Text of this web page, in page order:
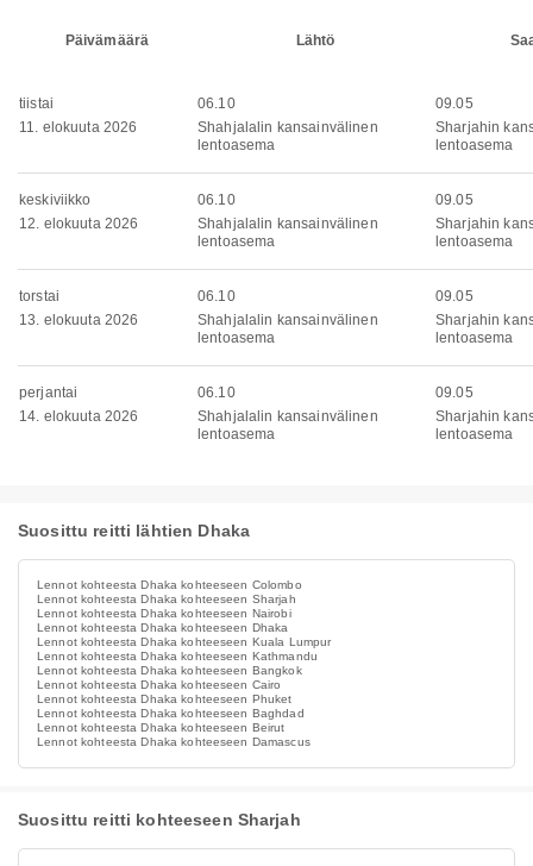
Päivämäärä Lähtö
tiistai
11. elokuuta 2026
06.10
Shahjalalin kansainvälinen
lentoasema
09.05
Sharjahin
lentoasema
keskiviikko
12. elokuuta 2026
06.10
Shahjalalin kansainvälinen
lentoasema
09.05
Sharjahin
lentoasema
torstai
13. elokuuta 2026
06.10
Shahjalalin kansainvälinen
lentoasema
09.05
Sharjahin
lentoasema
perjantai
14. elokuuta 2026
06.10
Shahjalalin kansainvälinen
lentoasema
09.05
Sharjahin
lentoasema
Suosittu reitti lähtien Dhaka
Lennot kohteesta Dhaka kohteeseen Colombo
Lennot kohteesta Dhaka kohteeseen Sharjah
Lennot kohteesta Dhaka kohteeseen Nairobi
Lennot kohteesta Dhaka kohteeseen Dhaka
Lennot kohteesta Dhaka kohteeseen Kuala Lumpur
Lennot kohteesta Dhaka kohteeseen Kathmandu
Lennot kohteesta Dhaka kohteeseen Bangkok
Lennot kohteesta Dhaka kohteeseen Cairo
Lennot kohteesta Dhaka kohteeseen Phuket
Lennot kohteesta Dhaka kohteeseen Baghdad
Lennot kohteesta Dhaka kohteeseen Beirut
Lennot kohteesta Dhaka kohteeseen Damascus
Suosittu reitti kohteeseen Sharjah